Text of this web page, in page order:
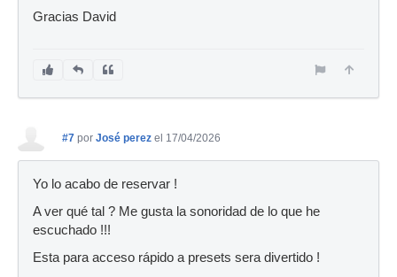
Gracias David
#7 por José perez el 17/04/2026
Yo lo acabo de reservar !
A ver qué tal ? Me gusta la sonoridad de lo que he
escuchado !!!
Esta para acceso rápido a presets sera divertido !